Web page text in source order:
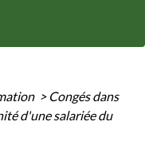
> Congés dans
d'une salariée du